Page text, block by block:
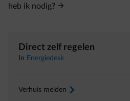
heb ik nodig?
Direct zelf regelen
In Energiedesk
Verhuis melden arrow-right